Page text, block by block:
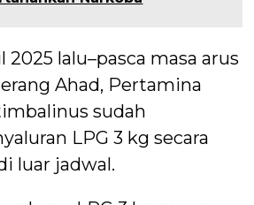
2025 lalu–pasca masa arus
Ahad, Pertamina
sudah
LPG 3 kg secara
luar jadwal.